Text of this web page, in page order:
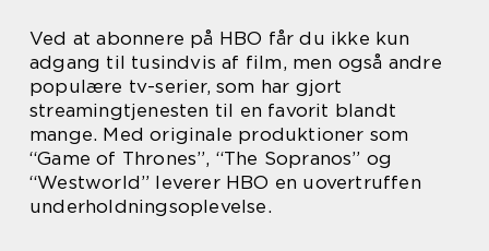
Ved at abonnere på HBO får du ikke kun
adgang til tusindvis af film, men også andre
populære tv-serier, som har gjort
streamingtjenesten til en favorit blandt
mange. Med originale produktioner som
“Game of Thrones”, “The Sopranos” og
“Westworld” leverer HBO en uovertruffen
underholdningsoplevelse.